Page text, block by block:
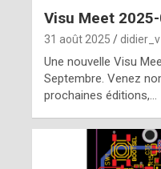
Visu Meet
31 août 2025 didier_v
Une nouvelle Visu
Septembre. Venez
prochaines éditions,…